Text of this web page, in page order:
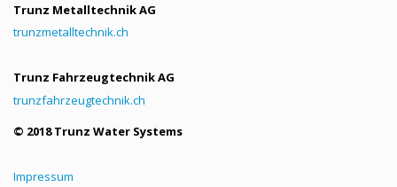
Trunz Metalltechnik AG
trunzmetalltechnik.ch
Trunz Fahrzeugtechnik AG
trunzfahrzeugtechnik.ch
© 2018 Trunz Water Systems
Impressum